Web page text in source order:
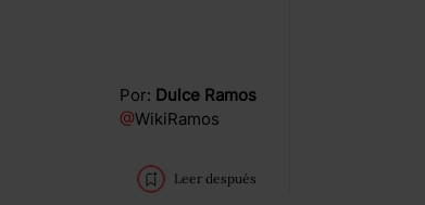
Por: Dulce Ramos
@WikiRamos
Leer después